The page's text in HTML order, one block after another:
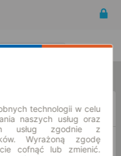
technologii w celu
naszych usług oraz
usług zgodnie z
Wyrażoną zgodę
cofnąć lub zmienić.